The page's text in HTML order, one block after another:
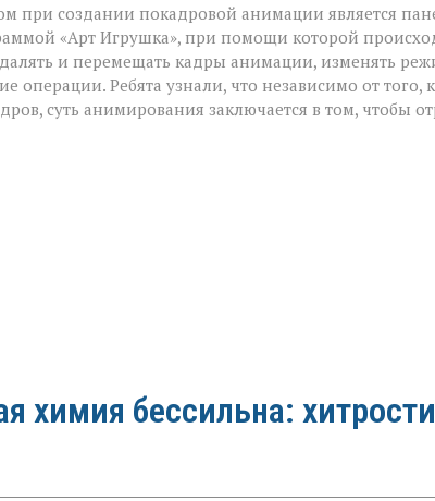
при создании покадровой анимации является
«Арт Игрушка», при помощи которой
и перемещать кадры анимации, изменять
операции. Ребята узнали, что независимо от того,
суть анимирования заключается в том, чтобы
химия бессильна: